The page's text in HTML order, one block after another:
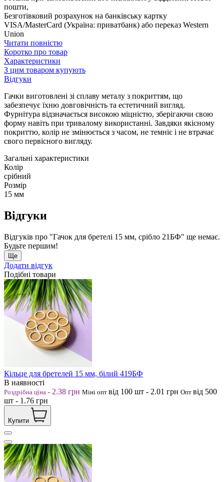
пошти,
Безготівковий розрахунок на банківську картку
VISA/MasterCard (Україна: приватбанк) або переказ Western
Union
Читати повністю
Коротко про товар
Характеристики
З цим товаром купують
Відгуки
Гачки виготовлені зі сплаву металу з покриттям, що
забезпечує їхню довговічність та естетичний вигляд.
Фурнітура відзначається високою міцністю, зберігаючи свою
форму навіть при тривалому використанні. Завдяки якісному
покриттю, колір не змінюється з часом, не темніє і не втрачає
свого первісного вигляду.
Загальні характеристики
Колір
срібний
Розмір
15 мм
Відгуки
Відгуків про "Гачок для бретелі 15 мм, срібло 21БФ" ще немає.
Будьте першим!
Ще
Додати відгук
Подібні товари
Кільце для бретелей 15 мм, білий 419БФ
В наявності
Роздрібна ціна - 2.38 грн Міні опт від 100 шт - 2.01 грн Опт від 500
шт - 1.76 грн
Купити